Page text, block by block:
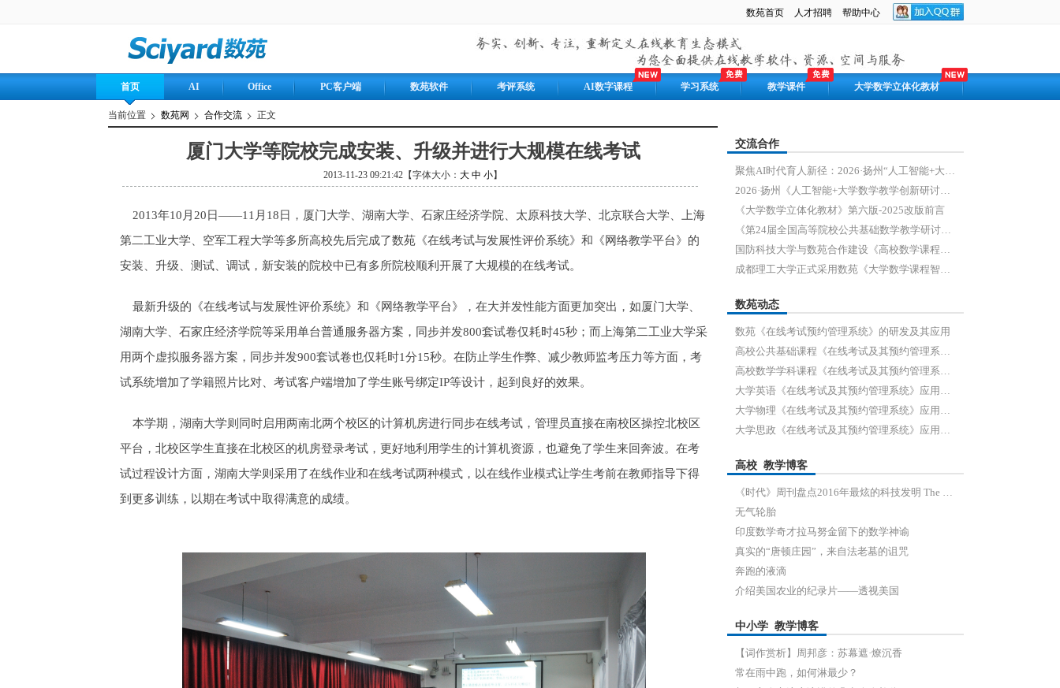
数苑首页 人才招聘 帮助中心
首页 AI Office PC客户端 数苑软件 考评系统 AI数字课程 学习系统 教学课件 大学数学立体化教材
当前位置 数苑网 合作交流 正文
厦门大学等院校完成安装、升级并进行大规模在线考试
2013-11-23 09:21:42【字体大小： 大 中 小】
2013年10月20日——11月18日，厦门大学、湖南大学、石家庄经济学院、太原科技大学、北京联合大学、上海
第二工业大学、空军工程大学等多所高校先后完成了数苑《在线考试与发展性评价系统》和《网络教学平台》的
安装、升级、测试、调试，新安装的院校中已有多所院校顺利开展了大规模的在线考试。
最新升级的《在线考试与发展性评价系统》和《网络教学平台》，在大并发性能方面更加突出，如厦门大学、
湖南大学、石家庄经济学院等采用单台普通服务器方案，同步并发800套试卷仅耗时45秒；而上海第二工业大学采
用两个虚拟服务器方案，同步并发900套试卷也仅耗时1分15秒。在防止学生作弊、减少教师监考压力等方面，考
试系统增加了学籍照片比对、考试客户端增加了学生账号绑定IP等设计，起到良好的效果。
本学期，湖南大学则同时启用两南北两个校区的计算机房进行同步在线考试，管理员直接在南校区操控北校区
平台，北校区学生直接在北校区的机房登录考试，更好地利用学生的计算机资源，也避免了学生来回奔波。在考
试过程设计方面，湖南大学则采用了在线作业和在线考试两种模式，以在线作业模式让学生考前在教师指导下得
到更多训练，以期在考试中取得满意的成绩。
交流合作
聚焦AI时代育人新径：2026·扬州“人工智能+大学数学教学创新研讨会”圆满落幕
2026·扬州《人工智能+大学数学教学创新研讨会》通知
《大学数学立体化教材》第六版-2025改版前言
《第24届全国高等院校公共基础数学教学研讨会暨人工智能时代大学数学教学研讨会（2025 年）》通知
国防科技大学与数苑合作建设《高校数学课程教学建设与在线考评系统》
成都理工大学正式采用数苑《大学数学课程智慧学习平台》
数苑动态
数苑《在线考试预约管理系统》的研发及其应用
高校公共基础课程《在线考试及其预约管理系统》
高校数学学科课程《在线考试及其预约管理系统》手册
大学英语《在线考试及其预约管理系统》应用手册
大学物理《在线考试及其预约管理系统》应用手册
大学思政《在线考试及其预约管理系统》应用手册
高校 教学博客
《时代》周刊盘点2016年最炫的科技发明 The Best Inventions of 2016
无气轮胎
印度数学奇才拉马努金留下的数学神谕
真实的“唐顿庄园”，来自法老墓的诅咒
奔跑的液滴
介绍美国农业的纪录片——透视美国
中小学 教学博客
【词作赏析】周邦彦：苏幕遮·燎沉香
常在雨中跑，如何淋最少？